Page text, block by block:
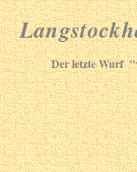
Der letzte Wurf